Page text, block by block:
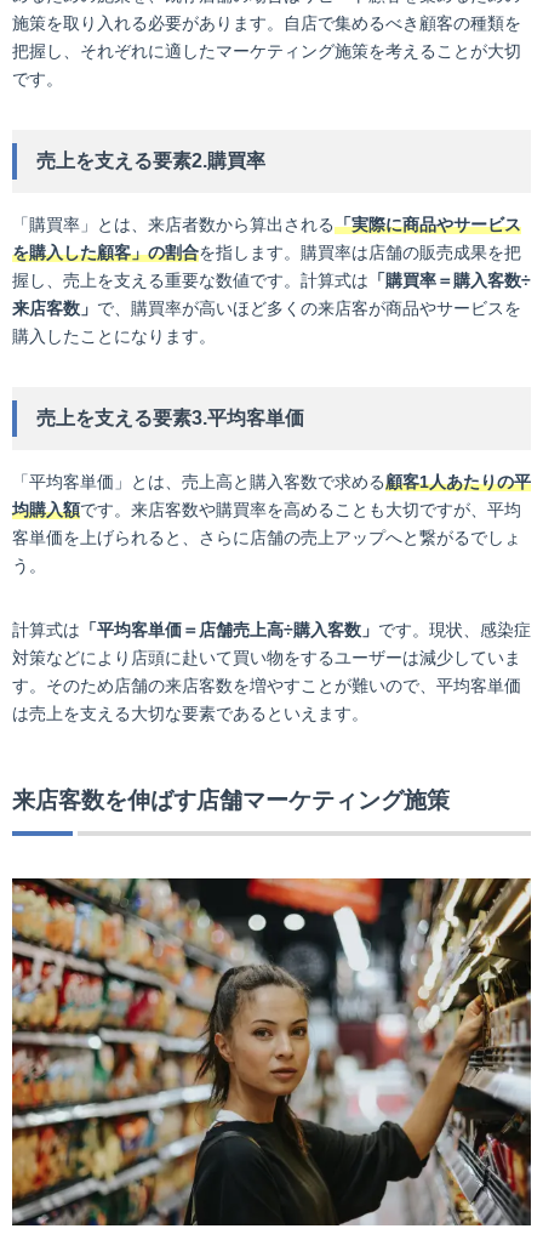
施策を取り入れる必要があります。自店で集めるべき顧客の種類を
把握し、それぞれに適したマーケティング施策を考えることが大切
です。
売上を支える要素2.購買率
「購買率」とは、来店者数から算出される「実際に商品やサービス
を購入した顧客」の割合を指します。購買率は店舗の販売成果を把
握し、売上を支える重要な数値です。計算式は 「購買率＝購入客数÷
来店客数」 で、購買率が高いほど多くの来店客が商品やサービスを
購入したことになります。
売上を支える要素3.平均客単価
「平均客単価」とは、売上高と購入客数で求める顧客1人あたりの平
均購入額です。来店客数や購買率を高めることも大切ですが、平均
客単価を上げられると、さらに店舗の売上アップへと繋がるでしょ
う。
計算式は 「平均客単価＝店舗売上高÷購入客数」 です。現状、感染症
対策などにより店頭に赴いて買い物をするユーザーは減少していま
す。そのため店舗の来店客数を増やすことが難いので、平均客単価
は売上を支える大切な要素であるといえます。
来店客数を伸ばす店舗マーケティング施策